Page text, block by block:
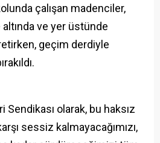
çalışan madenciler,
ve yer üstünde
geçim derdiyle
olarak, bu haksız
sessiz kalmayacağımızı,